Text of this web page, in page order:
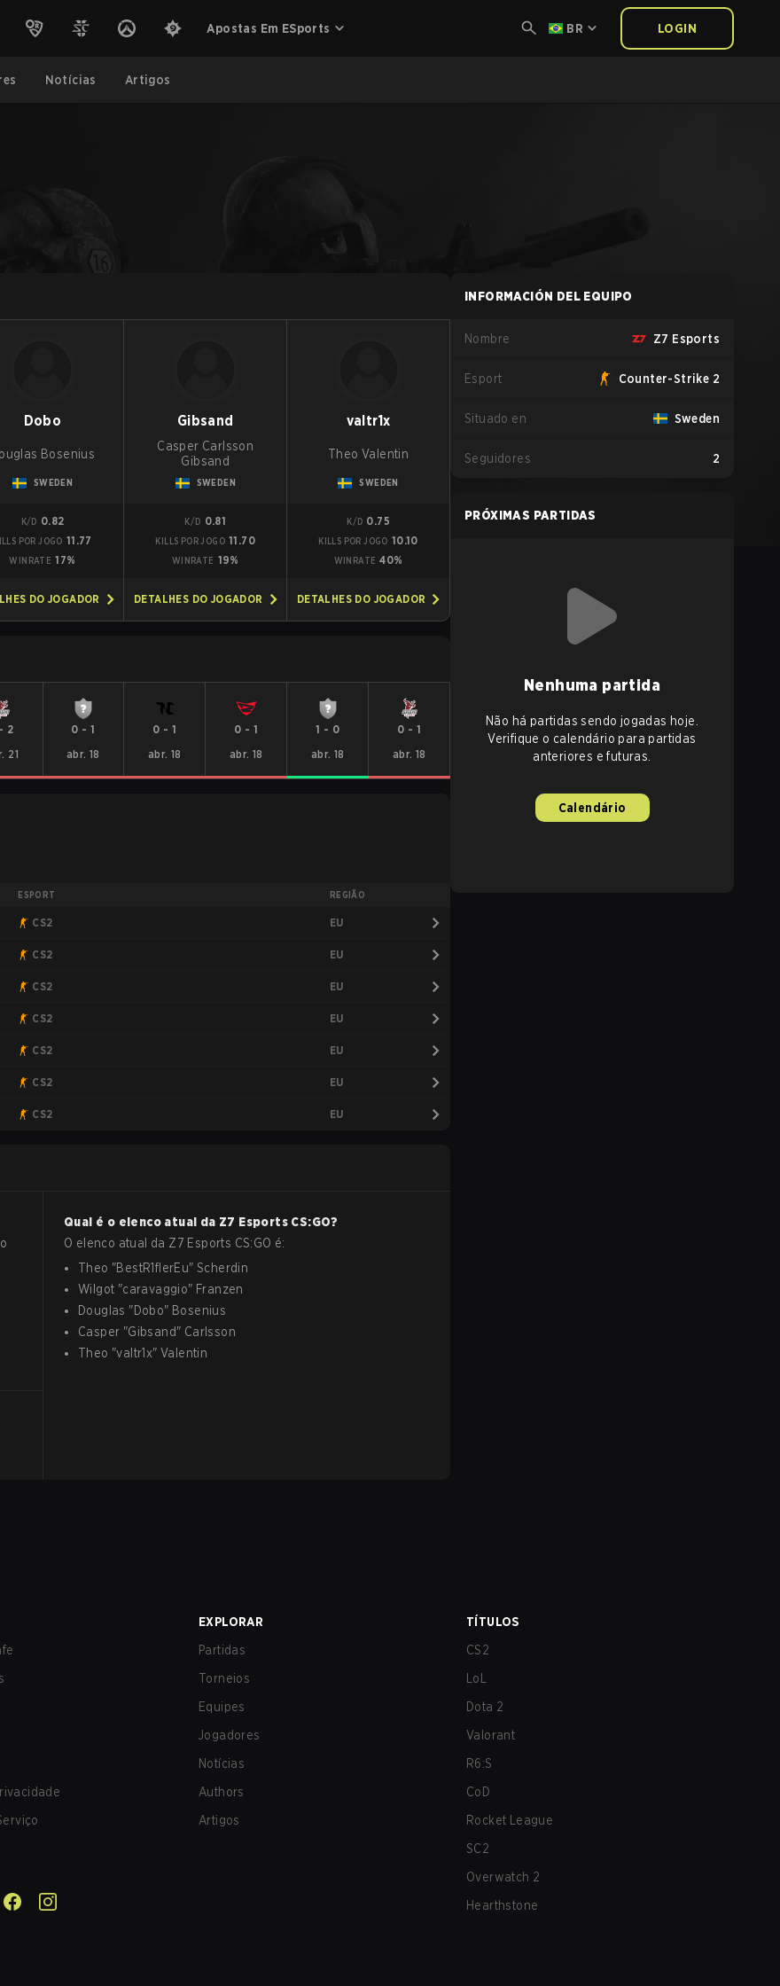
Apostas Em ESports BR LOGIN
Notícias Artigos
Dobo
Bosenius
SWEDEN
K/D 0.82
POR JOGO 11.77
WINRATE 17%
DO JOGADOR
Gibsand
Casper Carlsson
Gibsand
SWEDEN
K/D 0.81
KILLS POR JOGO 11.70
WINRATE 19%
DETALHES DO JOGADOR
valtr1x
Theo Valentin
SWEDEN
K/D 0.75
KILLS POR JOGO 10.10
WINRATE 40%
DETALHES DO JOGADOR
- 2
21
0 -1
abr. 18
0 - 1
abr. 18
0 - 1
abr. 18
1 - 0
abr. 18
0 - 1
abr. 18
ESPORT REGIÃO
CS2 EU
CS2 EU
CS2 EU
CS2 EU
CS2 EU
CS2 EU
CS2 EU
Qual é o elenco atual da Z7 Esports CS:GO?
O elenco atual da Z7 Esports CS:GO é:
Theo "BestR1flerEu"Scherdin
Wilgot "caravaggio" Franzen
Douglas "Dobo" Bosenius
Casper "Gibsand" Carlsson
Theo "valtr1x"Valentin
INFORMACIÓN DEL EQUIPO
Nombre Z7 Esports
Esport Counter-Strike 2
Situado en Sweden
Seguidores 2
PRÓXIMAS PARTIDAS
Nenhuma partida
Não há partidas sendo jogadas hoje.
Verifique o calendário para partidas
anteriores e futuras.
Calendário
EXPLORAR
Partidas
Torneios
Equipes
Jogadores
Notícias
Authors
Artigos
TÍTULOS
CS2
LoL
Dota 2
Valorant
R6:S
CoD
Rocket League
SC2
Overwatch 2
Hearthstone